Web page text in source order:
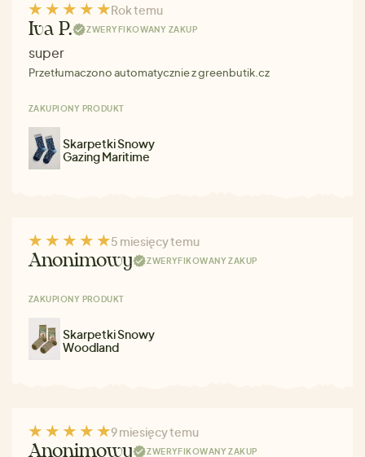
Rok temu
Iva P. ZWERYFIKOWANY ZAKUP
super
Przetłumaczono automatycznie z greenbutik.cz
ZAKUPIONY PRODUKT
Skarpetki Snowy
Gazing Maritime
5 miesięcy temu
Anonimowy ZWERYFIKOWANY ZAKUP
ZAKUPIONY PRODUKT
Skarpetki Snowy
Woodland
9 miesięcy temu
Anonimowy ZWERYFIKOWANY ZAKUP